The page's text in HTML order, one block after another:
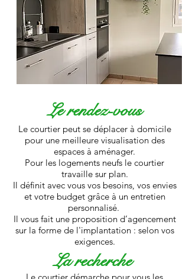
Le rendez-vous
Le courtier peut se déplacer à domicile
pour une meilleure visualisation des
espaces à aménager.
Pour les logements neufs le courtier
travaille sur plan.
Il définit avec vous vos besoins, vos envies
et votre budget grâce à un entretien
personnalisé.
Il vous fait une proposition d’agencement
sur la forme de l'implantation : selon vos
exigences.
La recherche